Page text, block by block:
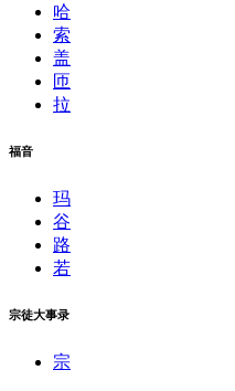
哈
索
盖
匝
拉
福音
玛
谷
路
若
宗徒大事录
宗